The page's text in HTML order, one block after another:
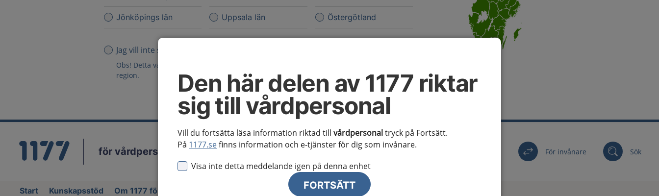
Den här delen av 1177 riktar
sig till vårdpersonal
Vill du fortsätta läsa information riktad till vårdpersonaltryck på Fortsätt.
På 1177.sefinns information och e-tjänster för dig som invånare.
Visa inte detta meddelande igen på denna enhet
FORTSÄTT
Jönköpings län Uppsala län Östergötland
Jag vill inte se någon regional information
Obs! Detta val innebär att du inte ser regionalt innehåll och viktig information som gäller just din
region.
för vårdpersonal Välj region För invånare Sök
Start Kunskapsstöd Om 1177 för vårdpersonal